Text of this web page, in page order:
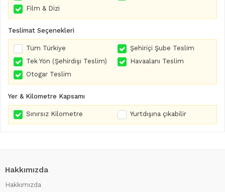
Film & Dizi
Teslimat Seçenekleri
Tüm Türkiye
Şehiriçi Şube Teslim
Tek Yön (Şehirdışı Teslim)
Havaalanı Teslim
Otogar Teslim
Yer & Kilometre Kapsamı
Sınırsız Kilometre Yurtdışına çıkabilir
Hakkımızda
Hakkımızda